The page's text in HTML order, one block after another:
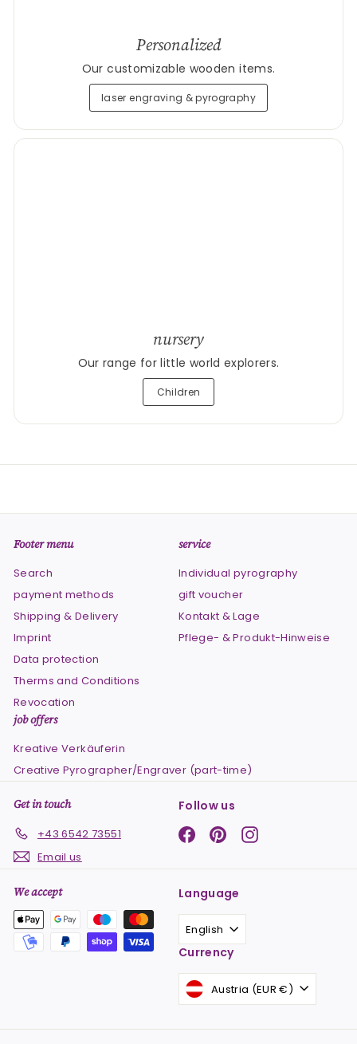
Personalized
Our customizable wooden items.
laser engraving & pyrography
nursery
Our range for little world explorers.
Children
Footer menu
Search
payment methods
Shipping & Delivery
Imprint
Data protection
Therms and Conditions
Revocation
service
Individual pyrography
gift voucher
Kontakt & Lage
Pflege- & Produkt-Hinweise
job offers
Kreative Verkäuferin
Creative Pyrographer/Engraver (part-time)
Get in touch
+43 6542 73551
Email us
Follow us
Facebook
PinterestInstagram
We accept Language
English
Currency
Austria (EUR €)